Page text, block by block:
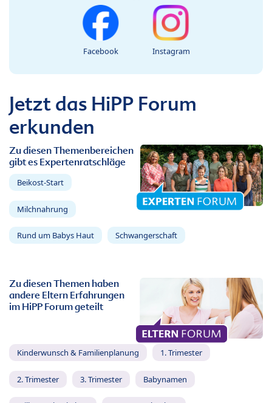
Facebook Instagram
Jetzt das HiPP Forum
erkunden
Zu diesen Themenbereichen
gibt es Expertenratschläge
Beikost-Start
Milchnahrung
Rund um Babys Haut Schwangerschaft
Zu diesen Themen haben
andere Eltern Erfahrungen
im HiPP Forum geteilt
Kinderwunsch & Familienplanung 1. Trimester
2. Trimester 3. Trimester Babynamen